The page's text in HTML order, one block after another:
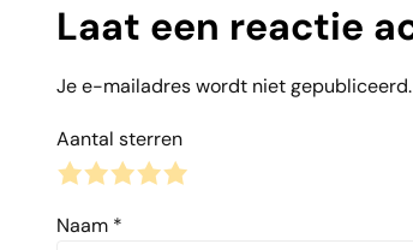
Laat een reactie
Je e-mailadres wordt niet gepubliceerd.
Aantal sterren
4
3
2
1
Naam *